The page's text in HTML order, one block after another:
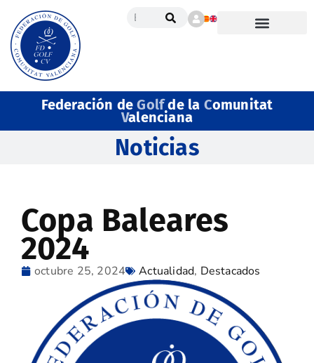
Federación deGolfde la Comunitat
Valenciana
Noticias
Copa Baleares
2024
octubre 25, 2024 Actualidad, Destacados